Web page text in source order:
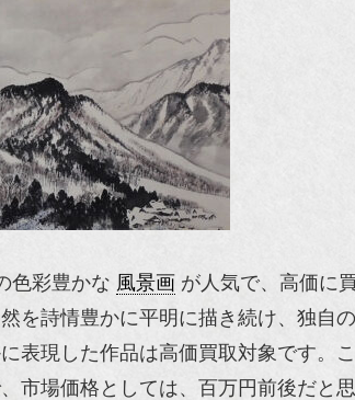
色彩豊かな 風景画 が人気で、高価に
を詩情豊かに平明に描き続け、独自
表現した作品は高価買取対象です。
市場価格としては、百万円前後だと